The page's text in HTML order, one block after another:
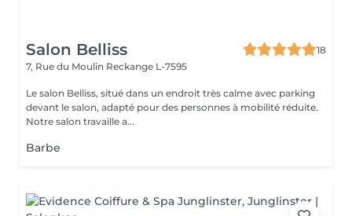
Salon Belliss
18
7, Rue du Moulin Reckange L-7595
Le salon Belliss, situé dans un endroit très calme avec parking
devant le salon, adapté pour des personnes à mobilité réduite.
Notre salon travaille a...
Barbe